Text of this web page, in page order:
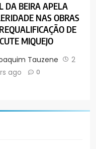
DA BEIRA APELA
NAS OBRAS
DE
MIQUEJO
Tauzene
2
ago
0